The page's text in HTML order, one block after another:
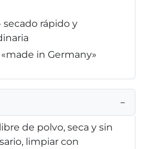
rápido y
in Germany»
−
de polvo, seca y sin
limpiar con